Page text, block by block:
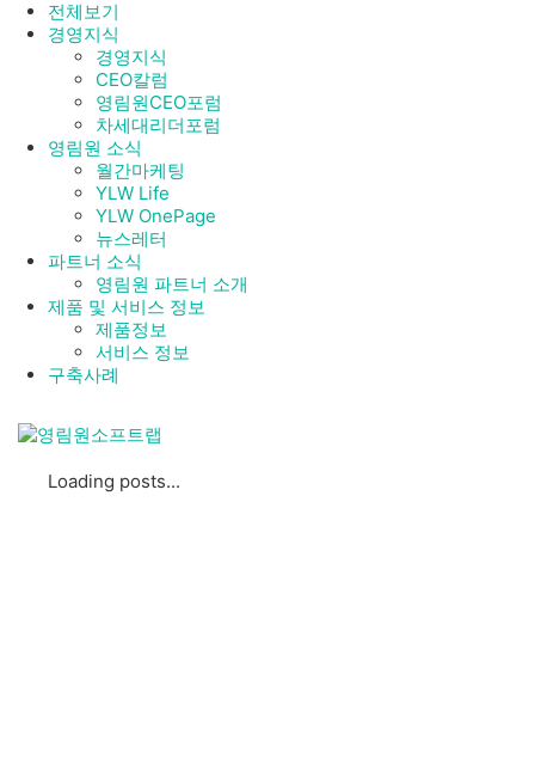
전체보기
경영지식
경영지식
CEO칼럼
영림원CEO포럼
차세대리더포럼
영림원 소식
월간마케팅
YLW Life
YLW OnePage
뉴스레터
파트너 소식
영림원 파트너 소개
제품 및 서비스 정보
제품정보
서비스 정보
구축사례
Loading posts...